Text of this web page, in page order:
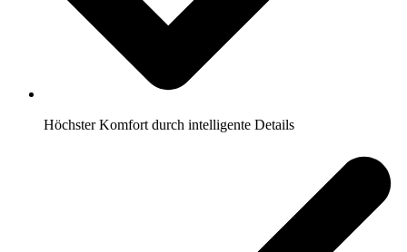
Höchster Komfort durch intelligente Details